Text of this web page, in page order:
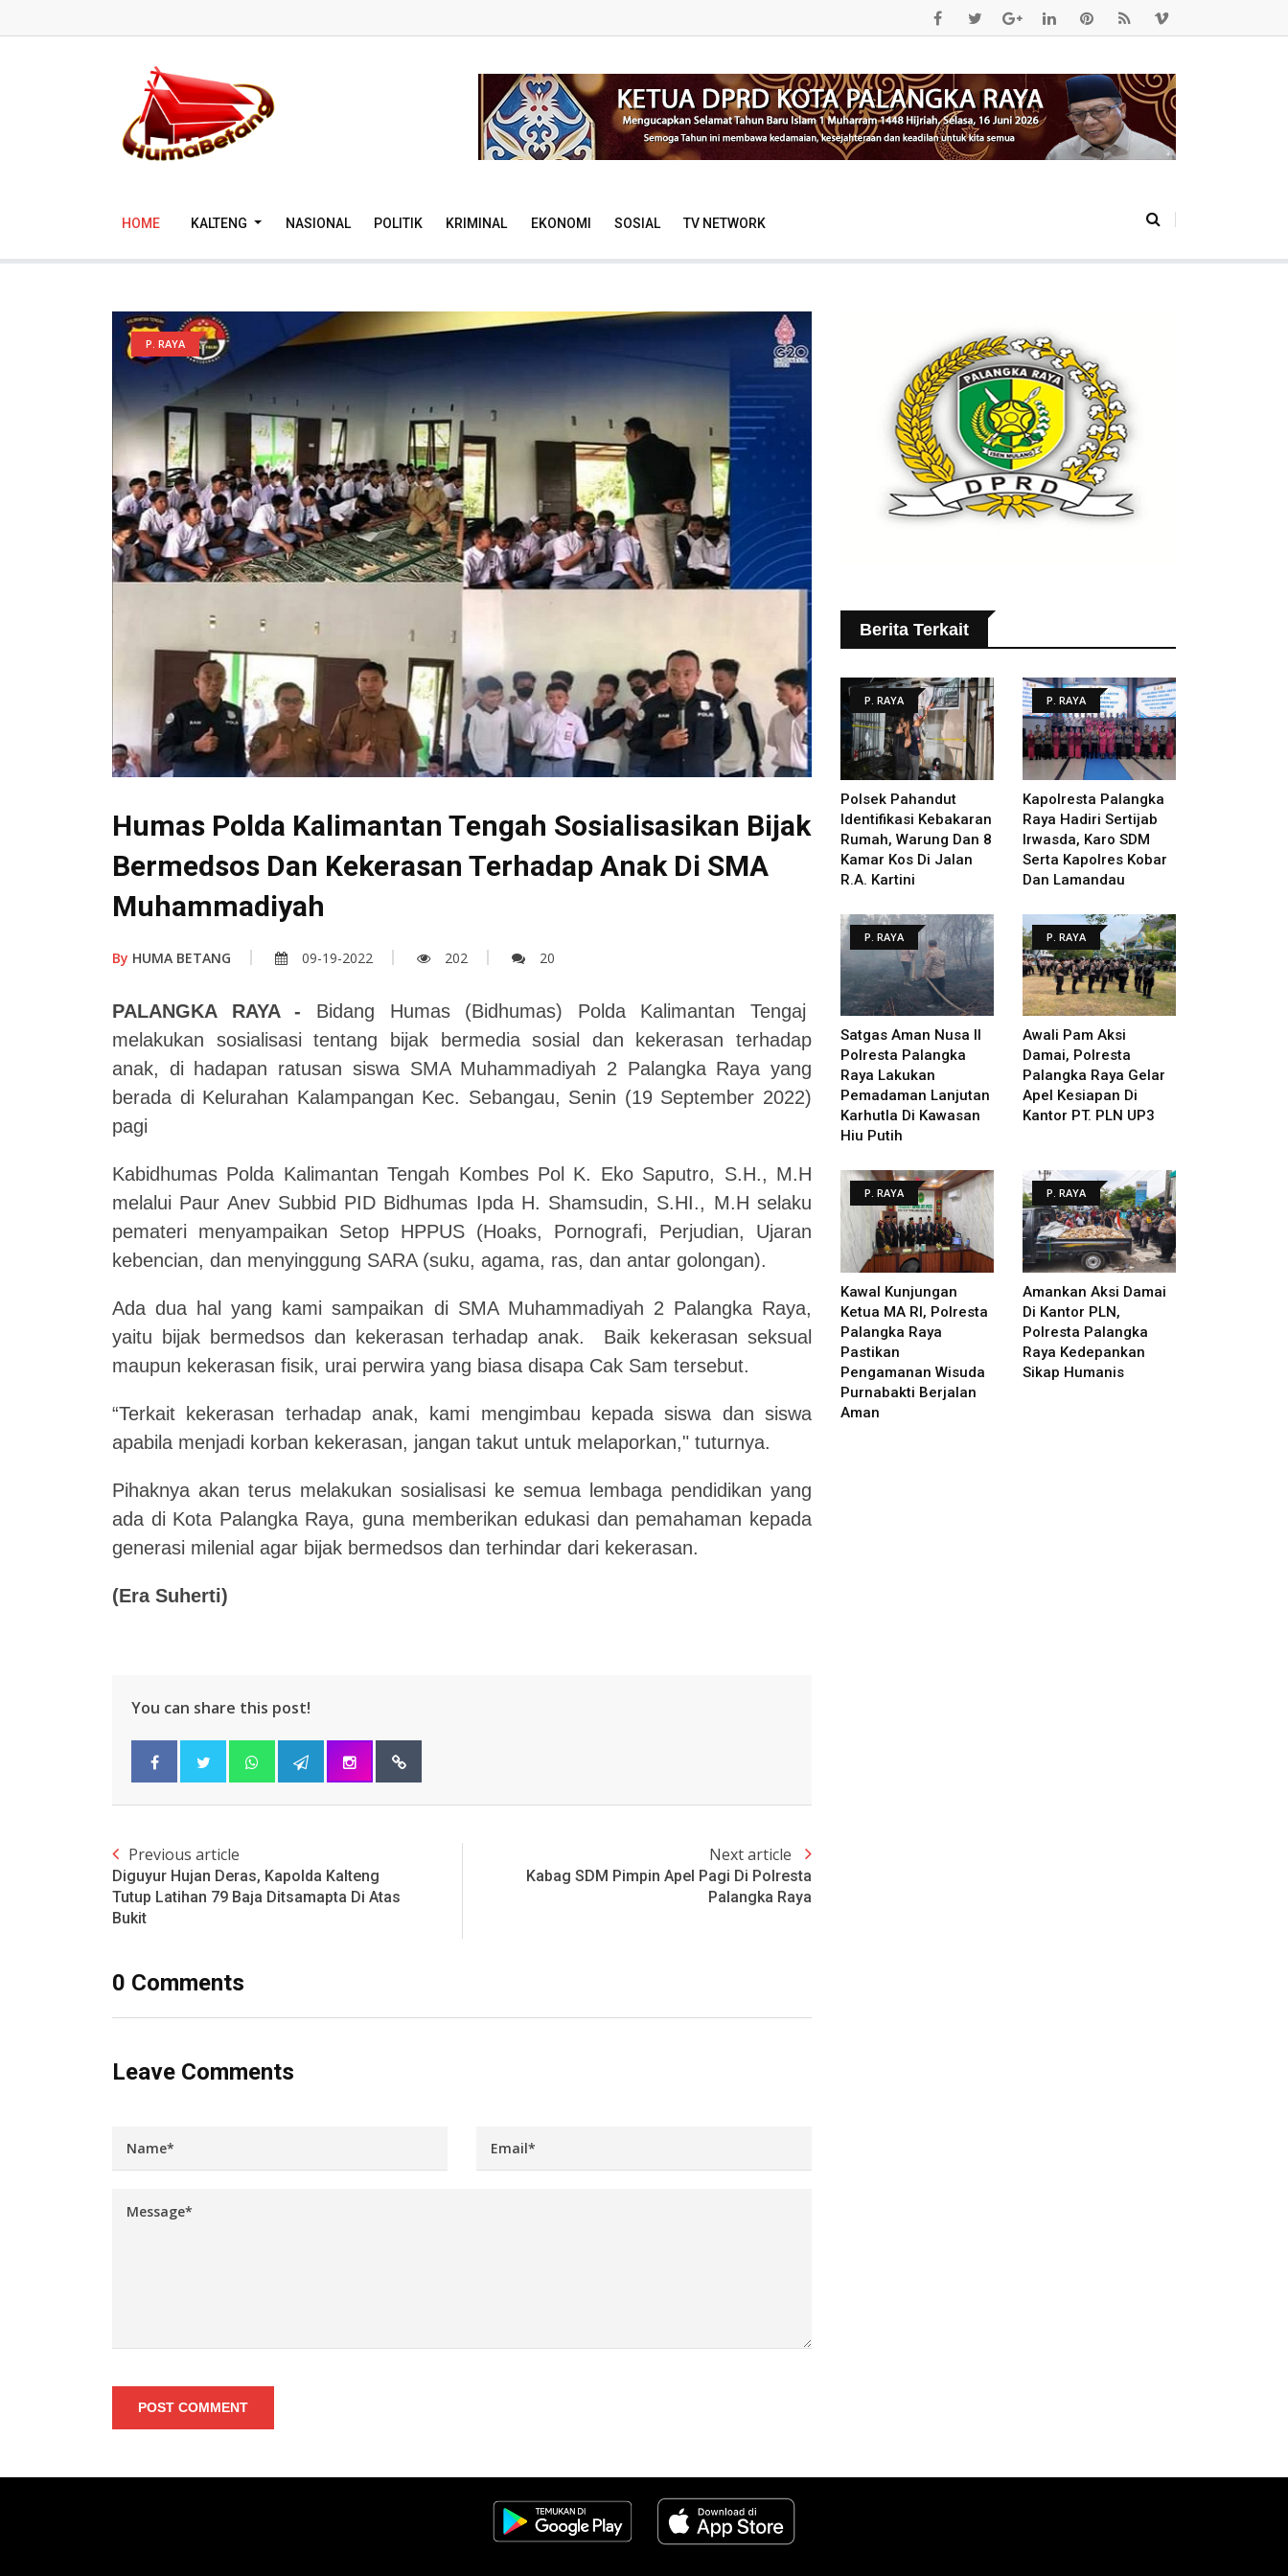
HOME KALTENG NASIONAL POLITIK KRIMINAL EKONOMI SOSIAL TV NETWORK
P. RAYA
Humas Polda Kalimantan Tengah Sosialisasikan Bijak
Bermedsos Dan Kekerasan Terhadap Anak Di SMA
Muhammadiyah
By HUMA BETANG 09-19-2022 202 20
PALANGKA RAYA - Bidang Humas (Bidhumas) Polda Kalimantan Tengaj
melakukan sosialisasi tentang bijak bermedia sosial dan kekerasan terhadap
anak, di hadapan ratusan siswa SMA Muhammadiyah 2 Palangka Raya yang
berada di Kelurahan Kalampangan Kec. Sebangau, Senin (19 September 2022)
pagi
Kabidhumas Polda Kalimantan Tengah Kombes Pol K. Eko Saputro, S.H., M.H
melalui Paur Anev Subbid PID Bidhumas Ipda H. Shamsudin, S.HI., M.H selaku
pemateri menyampaikan Setop HPPUS (Hoaks, Pornografi, Perjudian, Ujaran
kebencian, dan menyinggung SARA (suku, agama, ras, dan antar golongan).
Ada dua hal yang kami sampaikan di SMA Muhammadiyah 2 Palangka Raya,
yaitu bijak bermedsos dan kekerasan terhadap anak. Baik kekerasan seksual
maupun kekerasan fisik, urai perwira yang biasa disapa Cak Sam tersebut.
“Terkait kekerasan terhadap anak, kami mengimbau kepada siswa dan siswa
apabila menjadi korban kekerasan, jangan takut untuk melaporkan," tuturnya.
Pihaknya akan terus melakukan sosialisasi ke semua lembaga pendidikan yang
ada di Kota Palangka Raya, guna memberikan edukasi dan pemahaman kepada
generasi milenial agar bijak bermedsos dan terhindar dari kekerasan.
(Era Suherti)
You can share this post!
Previous article
Diguyur Hujan Deras, Kapolda Kalteng
Tutup Latihan 79 Baja Ditsamapta Di Atas
Bukit
Next article
Kabag SDM Pimpin Apel Pagi Di Polresta
Palangka Raya
0 Comments
Leave Comments
POST COMMENT
Berita Terkait
P. RAYA
Polsek Pahandut
Identifikasi Kebakaran
Rumah, Warung Dan 8
Kamar Kos Di Jalan
R.A. Kartini
P. RAYA
Kapolresta Palangka
Raya Hadiri Sertijab
Irwasda, Karo SDM
Serta Kapolres Kobar
Dan Lamandau
P. RAYA
Satgas Aman Nusa II
Polresta Palangka
Raya Lakukan
Pemadaman Lanjutan
Karhutla Di Kawasan
Hiu Putih
P. RAYA
Awali Pam Aksi
Damai, Polresta
Palangka Raya Gelar
Apel Kesiapan Di
Kantor PT. PLN UP3
P. RAYA
Kawal Kunjungan
Ketua MA RI, Polresta
Palangka Raya
Pastikan
Pengamanan Wisuda
Purnabakti Berjalan
Aman
P. RAYA
Amankan Aksi Damai
Di Kantor PLN,
Polresta Palangka
Raya Kedepankan
Sikap Humanis